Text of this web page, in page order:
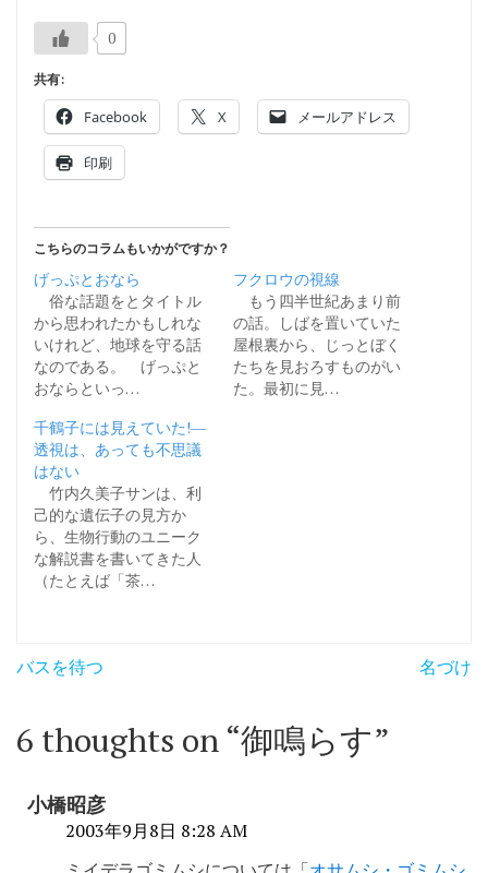
0
共有:
Facebook X メールアドレス
印刷
こちらのコラムもいかがですか？
げっぷとおなら
俗な話題をとタイトル
から思われたかもしれな
いけれど、地球を守る話
なのである。 げっぷと
おならといっ…
フクロウの視線
もう四半世紀あまり前
の話。しばを置いていた
屋根裏から、じっとぼく
たちを見おろすものがい
た。最初に見…
千鶴子には見えていた!―
透視は、あっても不思議
はない
竹内久美子サンは、利
己的な遺伝子の見方か
ら、生物行動のユニーク
な解説書を書いてきた人
（たとえば「茶…
投
ナ
ゲ
バスを待つ 名づけ
6 thoughts on “御鳴らす”
小橋昭彦
2003年9月8日 8:28 AM